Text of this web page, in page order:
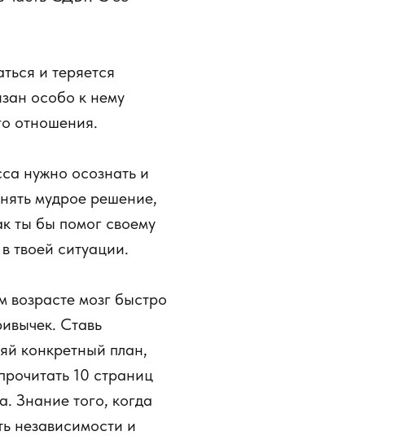
и теряется
особо к нему
отношения.
нужно осознать и
мудрое решение,
ты бы помог своему
твоей ситуации.
мозг быстро
Ставь
конкретный план,
10 страниц
Знание того, когда
независимости и